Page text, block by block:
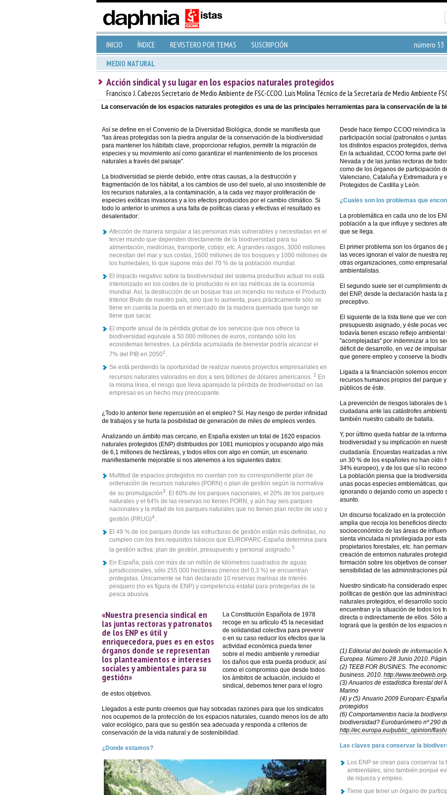
INICIO ÍNDICE REVISTERO POR TEMAS SUSCRIPCIÓN número
MEDIO NATURAL
Acción sindical y su lugar en los espacios naturales protegidos
Francisco J. Cabezos Secretario de Medio Ambiente de FSC-CCOO. Luis Molina Técnico de la Secretaría de Medio Ambiente
La conservación de los espacios naturales protegidos es una de las principales herramientas para la conservación de la
Así se define en el Convenio de la Diversidad Biológica, donde se manifiesta que
"las áreas protegidas son la piedra angular de la conservación de la biodiversidad
para mantener los hábitats clave, proporcionar refugios, permitir la migración de
especies y su movimiento así como garantizar el mantenimiento de los procesos
naturales a través del paisaje".
La biodiversidad se pierde debido, entre otras causas, a la destrucción y
fragmentación de los hábitat, a los cambios de uso del suelo, al uso insostenible de
los recursos naturales, a la contaminación, a la cada vez mayor proliferación de
especies exóticas invasoras y a los efectos producidos por el cambio climático. Si
todo lo anterior lo unimos a una falta de políticas claras y efectivas el resultado es
desalentador:
Afección de manera singular a las personas más vulnerables y necesitadas en el
tercer mundo que dependen directamente de la biodiversidad para su
alimentación, medicinas, transporte, cobijo, etc. A grandes rasgos, 3000 millones
necesitan del mar y sus costas, 1600 millones de los bosques y 1000 millones de
los humedales, lo que supone más del 70 % de la población mundial.
El impacto negativo sobre la biodiversidad del sistema productivo actual no está
interiorizado en los costes de lo producido ni en las métricas de la economía
mundial. Así, la destrucción de un bosque tras un incendio no reduce el Producto
Interior Bruto de nuestro país, sino que lo aumenta, pues prácticamente sólo se
tiene en cuenta la puesta en el mercado de la madera quemada que luego se
tiene que sacar.
El importe anual de la pérdida global de los servicios que nos ofrece la
biodiversidad equivale a 50 000 millones de euros, contando sólo los
ecosistemas terrestres. La pérdida acumulada de bienestar podría alcanzar el
7% del PIB en 20501 .
Se está perdiendo la oportunidad de realizar nuevos proyectos empresariales en
recursos naturales valorados en dos a seis billones de dólares americanos. 2 En
la misma línea, el riesgo que lleva aparejado la pérdida de biodiversidad en las
empresas es un hecho muy preocupante.
¿Todo lo anterior tiene repercusión en el empleo? Sí. Hay riesgo de perder infinidad
de trabajos y se hurta la posibilidad de generación de miles de empleos verdes.
Analizando un ámbito mas cercano, en España existen un total de 1620 espacios
naturales protegidos (ENP) distribuidos por 1081 municipios y ocupando algo más
de 6,1 millones de hectáreas, y todos ellos con algo en común, un escenario
manifiestamente mejorable si nos atenemos a los siguientes datos:
Multitud de espacios protegidos no cuentan con su correspondiente plan de
ordenación de recursos naturales (PORN) o plan de gestión según la normativa
de su promulgación3. El 60% de los parques nacionales, el 20% de los parques
naturales y el 64% de las reservas no tienen PORN, y aún hay seis parques
nacionales y la mitad de los parques naturales que no tienen plan rector de uso y
gestión (PRUG)4.
El 49 % de los parques donde las estructuras de gestión están más definidas, no
cumplen con los tres requisitos básicos que EUROPARC-España determina para
la gestión activa: plan de gestión, presupuesto y personal asignado.5
En España, país con más de un millón de kilómetros cuadrados de aguas
jurisdiccionales, sólo 255 000 hectáreas (menos del 0,3 %) se encuentran
protegidas. Únicamente se han declarado 10 reservas marinas de interés
pesquero (no es figura de ENP) y competencia estatal para protegerlas de la
pesca abusiva.
«Nuestra presencia sindical en
las juntas rectoras y patronatos
de los ENP es útil y
enriquecedora, pues es en estos
órganos donde se representan
los planteamientos e intereses
sociales y ambientales para su
gestión»
La Constitución Española de 1978
recoge en su artículo 45 la necesidad
de solidaridad colectiva para prevenir
o en su caso reducir los efectos que la
actividad económica pueda tener
sobre el medio ambiente y remediar
los daños que esta pueda producir, así
como el compromiso que desde todos
los ámbitos de actuación, incluido el
sindical, debemos tener para el logro
de estos objetivos.
Llegados a este punto creemos que hay sobradas razones para que los sindicatos
nos ocupemos de la protección de los espacios naturales, cuando menos los de alto
valor ecológico, para que su gestión sea adecuada y responda a criterios de
conservación de la vida natural y de sostenibilidad.
¿Donde estamos?
Desde hace tiempo CCOO reivindica
participación social (patronatos o
los distintos espacios protegidos,
En la actualidad, CCOO forma parte
Nevada y de las juntas rectoras de
como de los órganos de participación
Valenciano, Cataluña y Extremadura y
Protegidos de Castilla y León.
¿Cuales son los problemas que
La problemática en cada uno de los
población a la que influye y sectores
que se llega.
El primer problema son los órganos
las veces ignoran el valor de nuestra
otras organizaciones, como
ambientalistas.
El segundo suele ser el cumplimiento
del ENP, desde la declaración hasta la
preceptivo.
El siguiente de la lista tiene que ver
presupuesto asignado, y éste pocas
todavía tienen escaso reflejo
"acomplejadas" por indemnizar a los
déficit de desarrollo, en vez de
que genere empleo y conserve la
Ligada a la financiación solemos
recursos humanos propios del parque
públicos de éste.
La prevención de riesgos laborales de
ciudadana ante las catástrofes
también nuestro caballo de batalla.
Y, por último queda hablar de la
biodiversidad y su implicación en
ciudadanía. Encuestas realizadas a
un 30 % de los españoles no han oído
34% europeo), y de los que sí lo
La población piensa que la
unas pocas especies emblemáticas,
ignorando o dejando como un aspecto
asunto.
Un discurso focalizado en la
amplia que recoja los beneficios
socioeconómico de las áreas de
sienta vinculada ni privilegiada por
propietarios forestales, etc. han
creación de entornos naturales
formación sobre los objetivos de
sensibilidad de las administraciones
Nuestro sindicato ha considerado
políticas de gestión que las
naturales protegidos, el desarrollo
encuentran y la situación de todos los
directa o indirectamente de ellos. Sólo
logrará que la gestión de los espacios
(1) Editorial del boletín de información
Europea. Número 28 Junio 2010.
(2) TEEB FOR BUSINES. The
business. 2010. http://
(3) Anuarios de estadística forestal del
Marino
(4) y (5) Anuario 2009 Europarc-
protegidos
(6) Comportamientos hacia la
biodiversidad? Eurobarómetro nº 290
http://ec.europa.eu/public_opinion/
Las claves para conservar la
Los ENP se crean para conservar
ambientales, sino también porque
de riqueza y empleo.
Tiene que tener un órgano de